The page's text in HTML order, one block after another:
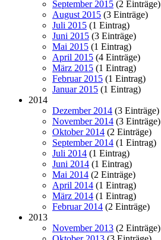
September 2015 (2 Einträge)
August 2015 (3 Einträge)
Juli 2015 (1 Eintrag)
Juni 2015 (3 Einträge)
Mai 2015 (1 Eintrag)
April 2015 (4 Einträge)
März 2015 (1 Eintrag)
Februar 2015 (1 Eintrag)
Januar 2015 (1 Eintrag)
2014
Dezember 2014 (3 Einträge)
November 2014 (3 Einträge)
Oktober 2014 (2 Einträge)
September 2014 (1 Eintrag)
Juli 2014 (1 Eintrag)
Juni 2014 (1 Eintrag)
Mai 2014 (2 Einträge)
April 2014 (1 Eintrag)
März 2014 (1 Eintrag)
Februar 2014 (2 Einträge)
2013
November 2013 (2 Einträge)